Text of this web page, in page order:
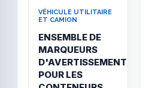
VÉHICULE UTILITAIRE
ET CAMION
ENSEMBLE DE
MARQUEURS
D'AVERTISSEMENT
POUR LES